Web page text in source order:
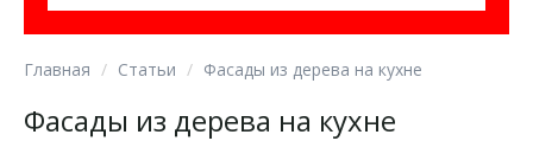
Главная Статьи Фасады из дерева на кухне
Фасады из дерева на кухне